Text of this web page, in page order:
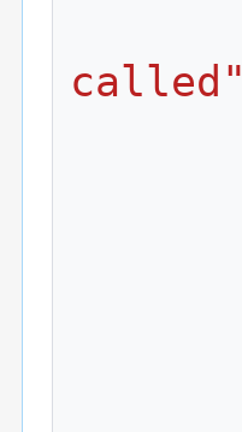
called"